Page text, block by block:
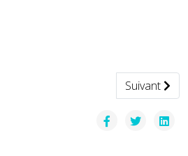
du Sud-Est — VinFast accélère sur
Article
Suivant